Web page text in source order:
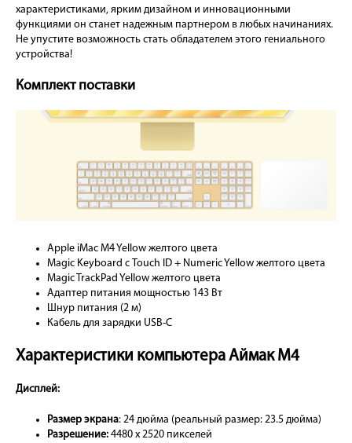
характеристиками, ярким дизайном и инновационными
функциями он станет надежным партнером в любых начинаниях.
Не упустите возможность стать обладателем этого гениального
устройства!
Комплект поставки
Apple iMac M4 Yellow желтого цвета
Magic Keyboard с Touch ID + Numeric Yellow желтого цвета
Magic TrackPad Yellow желтого цвета
Адаптер питания мощностью 143 Вт
Шнур питания (2 м)
Кабель для зарядки USB-C
Характеристики компьютера Аймак М4
Дисплей:
Размер экрана: 24 дюйма (реальный размер: 23.5 дюйма)
Разрешение: 4480 x 2520 пикселей